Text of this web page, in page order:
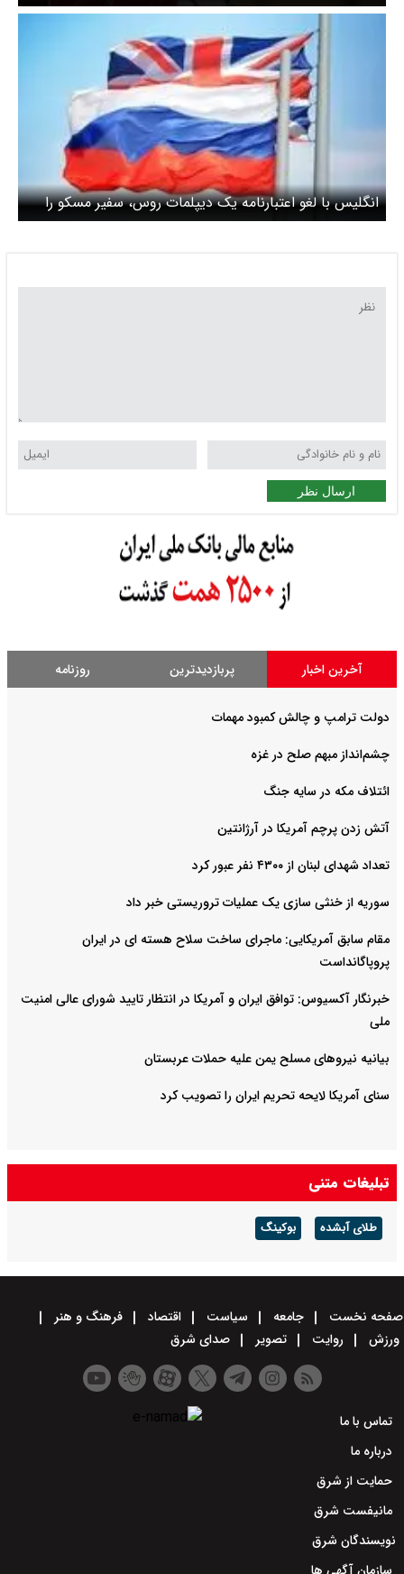
انگلیس با لغو اعتبارنامه یک دیپلمات روس، سفیر مسکو را
احضار کرد
ارسال نظر
آخرین اخبار پربازدیدترین روزنامه
دولت ترامپ و چالش کمبود مهمات
چشم‌انداز مبهم صلح در غزه
ائتلاف مکه در سایه جنگ
آتش زدن پرچم آمریکا در آرژانتین
تعداد شهدای لبنان از ۴۳۰۰ نفر عبور کرد
سوریه از خنثی سازی یک عملیات تروریستی خبر داد
مقام سابق آمریکایی: ماجرای ساخت سلاح هسته ای در ایران
پروپاگانداست
خبرنگار آکسیوس: توافق ایران و آمریکا در انتظار تایید شورای عالی امنیت
ملی
بیانیه نیروهای مسلح یمن علیه حملات عربستان
سنای آمریکا لایحه تحریم ایران را تصویب کرد
تبلیغات متنی
طلای آبشده بوکینگ
صفحه نخست جامعه سیاست اقتصاد
فرهنگ و هنر
ورزش
روایت تصویر صدای شرق
تماس با ما
درباره ما
حمایت از شرق
مانیفست شرق
نویسندگان شرق